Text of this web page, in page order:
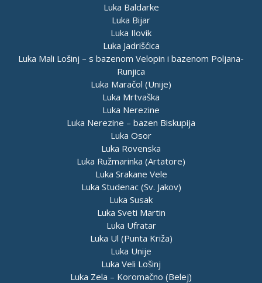
Luka Baldarke
Luka Bijar
Luka Ilovik
Luka Jadrišćica
Luka Mali Lošinj – s bazenom Velopin i bazenom Poljana-
Runjica
Luka Maračol (Unije)
Luka Mrtvaška
Luka Nerezine
Luka Nerezine – bazen Biskupija
Luka Osor
Luka Rovenska
Luka Ružmarinka (Artatore)
Luka Srakane Vele
Luka Studenac (Sv. Jakov)
Luka Susak
Luka Sveti Martin
Luka Ufratar
Luka Ul (Punta Križa)
Luka Unije
Luka Veli Lošinj
Luka Zela – Koromačno (Belej)